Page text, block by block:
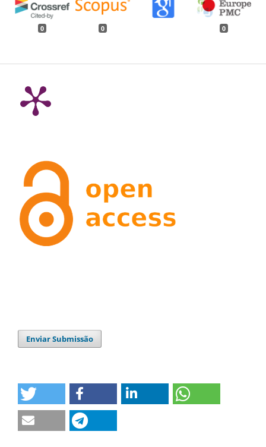
0 0 0
Enviar Submissão